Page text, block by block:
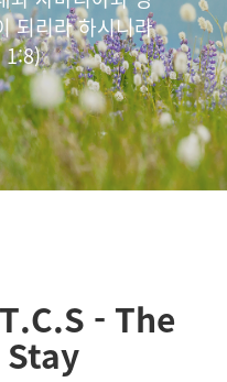
되리라 하시니라
1:8)
- The